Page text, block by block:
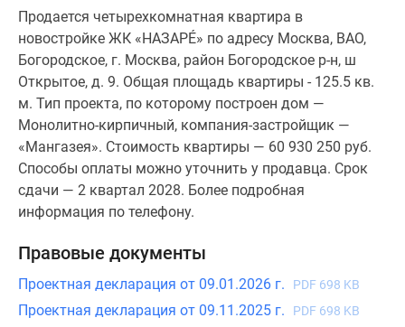
Продается четырехкомнатная квартира в
новостройке ЖК «НАЗАРÉ» по адресу Москва, ВАО,
Богородское, г. Москва, район Богородское р-н, ш
Открытое, д. 9. Общая площадь квартиры - 125.5 кв.
м. Тип проекта, по которому построен дом —
Монолитно-кирпичный, компания-застройщик —
«Мангазея». Стоимость квартиры — 60 930 250 руб.
Способы оплаты можно уточнить у продавца. Срок
сдачи — 2 квартал 2028. Более подробная
информация по телефону.
Правовые документы
Проектная декларация от 09.01.2026 г. PDF 698 KB
Проектная декларация от 09.11.2025 г. PDF 698 KB